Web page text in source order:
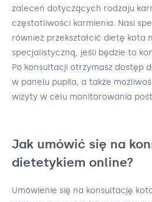
zaleceń dotyczących rodzaju
częstotliwości karmienia. Nasi
również przekształcić dietę kota
specjalistyczną, jeśli będzie to
Po konsultacji otrzymasz dostęp
w panelu pupila, a także
wizyty w celu monitorowania
Jak umówić się na
dietetykiem online?
Umówienie się na konsultację